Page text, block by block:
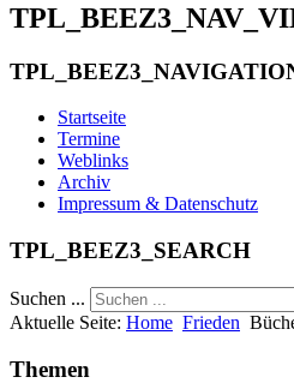
Startseite
Termine
Weblinks
Archiv
Impressum & Datenschutz
TPL_BEEZ3_SEARCH
Suchen ...
Aktuelle Seite: Home Frieden
Themen